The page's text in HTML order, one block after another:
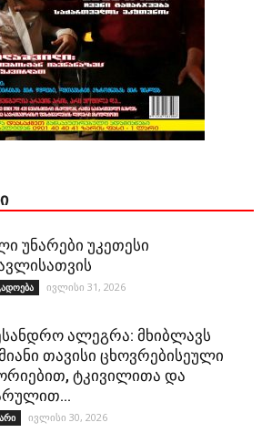
უნარები უკეთესი
ივლისი 31, 2026
ალეგრა: მხიბლავს
თავისი ცხოვრებისეული
ტკივილითა და
ივლისი 30, 2026